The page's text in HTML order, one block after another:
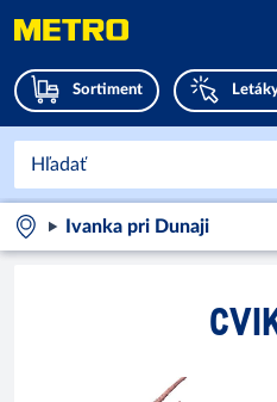
Sortiment
Ivanka pri Dunaji